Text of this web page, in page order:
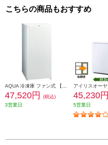
こちらの商品もおすすめ
47,520円
(税込)
3営業日
45,230円
5営業日